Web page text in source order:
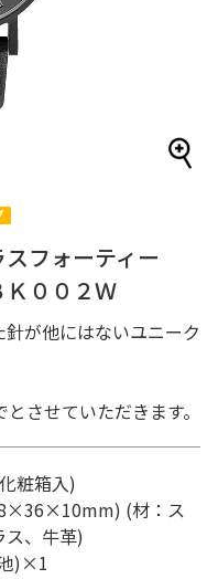
スフォーティー
００２Ｗ
が他にはないユニーク
させていただきます。
粧箱入)
(材：ス
ス、牛革)
池)×1